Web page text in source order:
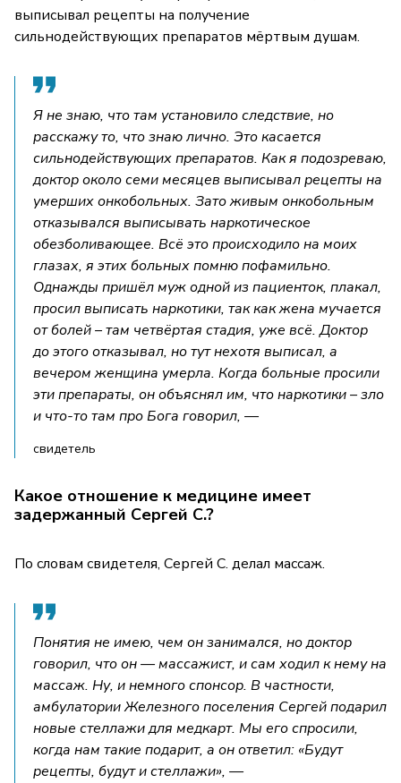
выписывал рецепты на получение
сильнодействующих препаратов мёртвым душам.
Я не знаю, что там установило следствие, но
расскажу то, что знаю лично. Это касается
сильнодействующих препаратов. Как я подозреваю,
доктор около семи месяцев выписывал рецепты на
умерших онкобольных. Зато живым онкобольным
отказывался выписывать наркотическое
обезболивающее. Всё это происходило на моих
глазах, я этих больных помню пофамильно.
Однажды пришёл муж одной из пациенток, плакал,
просил выписать наркотики, так как жена мучается
от болей – там четвёртая стадия, уже всё. Доктор
до этого отказывал, но тут нехотя выписал, а
вечером женщина умерла. Когда больные просили
эти препараты, он объяснял им, что наркотики – зло
и что-то там про Бога говорил, —
свидетель
Какое отношение к медицине имеет
задержанный Сергей С.?
По словам свидетеля, Сергей С. делал массаж.
Понятия не имею, чем он занимался, но доктор
говорил, что он — массажист, и сам ходил к нему на
массаж. Ну, и немного спонсор. В частности,
амбулатории Железного поселения Сергей подарил
новые стеллажи для медкарт. Мы его спросили,
когда нам такие подарит, а он ответил: «Будут
рецепты, будут и стеллажи», —